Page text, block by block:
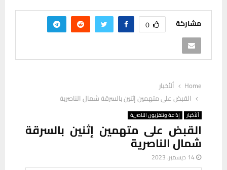
مشاركة 0
Home
ألأخبار
القبض على متهمين إثنين بالسرقة شمال الناصرية
ألأخبار إذاعة وتلفزيون الناصرية
القبض على متهمين إثنين بالسرقة
شمال الناصرية
14 ديسمبر، 2023